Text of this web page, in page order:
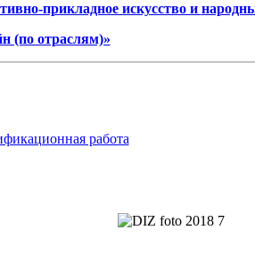
прикладное искусство и
(по отраслям)»
работа